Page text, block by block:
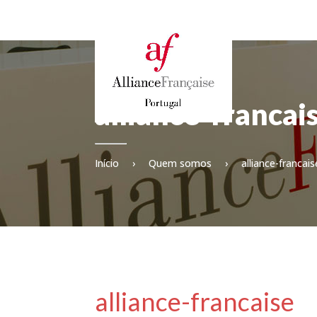
alliance-
Início › Quem somos › alliance-
alliance-francaise